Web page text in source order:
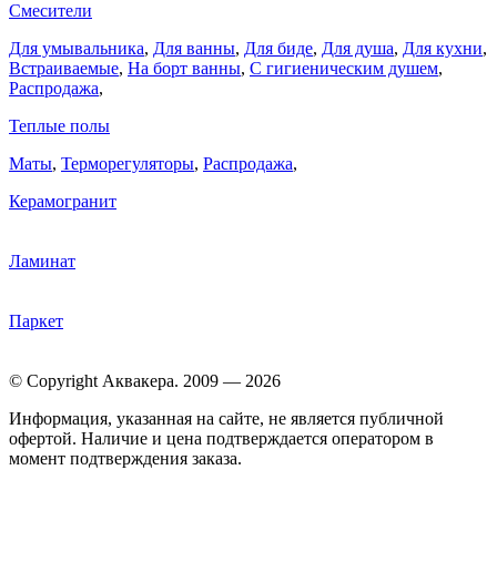
Смесители
Для умывальника, Для ванны, Для биде, Для душа, Для кухни,
Встраиваемые, На борт ванны, C гигиеническим душем,
Распродажа,
Теплые полы
Маты, Терморегуляторы, Распродажа,
Керамогранит
Ламинат
Паркет
© Copyright Аквакера. 2009 — 2026
Информация, указанная на сайте, не является публичной
офертой. Наличие и цена подтверждается оператором в
момент подтверждения заказа.